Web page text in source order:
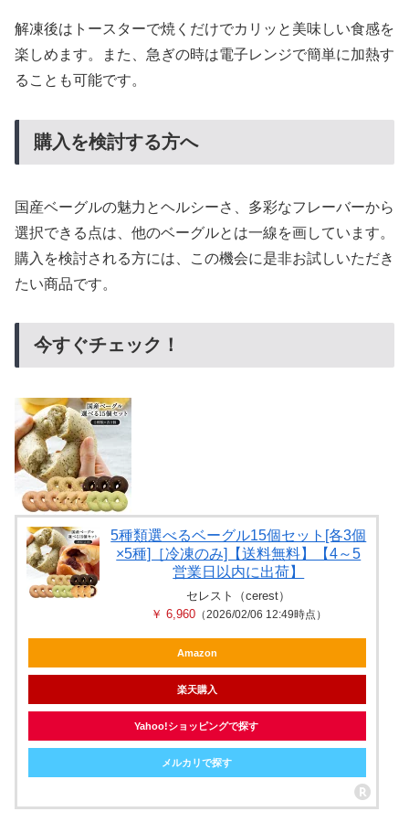
解凍後はトースターで焼くだけでカリッと美味しい食感を
楽しめます。また、急ぎの時は電子レンジで簡単に加熱す
ることも可能です。
購入を検討する方へ
国産ベーグルの魅力とヘルシーさ、多彩なフレーバーから
選択できる点は、他のベーグルとは一線を画しています。
購入を検討される方には、この機会に是非お試しいただき
たい商品です。
今すぐチェック！
5種類選べるベーグル15個セット[各3個
×5種]［冷凍のみ]【送料無料】【4～5
営業日以内に出荷】
セレスト（cerest）
￥ 6,960（2026/02/06 12:49時点）
Amazon
楽天購入
Yahoo!ショッピングで探す
メルカリで探す